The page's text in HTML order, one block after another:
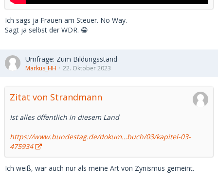
Ich sags ja Frauen am Steuer. No Way.
Sagt ja selbst der WDR. 😁
Umfrage: Zum Bildungsstand
Markus_HH 22. Oktober 2023
Zitat von Strandmann
Ist alles öffentlich in diesem Land
https://www.bundestag.de/dokum…buch/03/kapitel-03-
475934
Ich weiß, war auch nur als meine Art von Zynismus gemeint.